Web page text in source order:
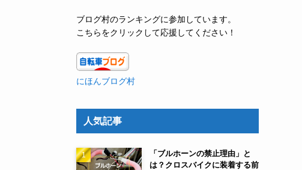
ブログ村のランキングに参加しています。
こちらをクリックして応援してください！
にほんブログ村
人気記事
「ブルホーンの禁止理由」と
は？クロスバイクに装着する前